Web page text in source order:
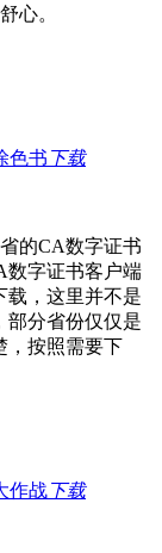
心。
色书 下载
的CA数字证书
数字证书客户端
载，这里并不是
部分省份仅仅是
，按照需要下
作战下载